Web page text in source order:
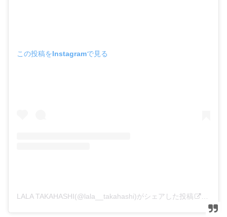
この投稿をInstagramで見る
LALA TAKAHASHI(@lala__takahashi)がシェアした投稿